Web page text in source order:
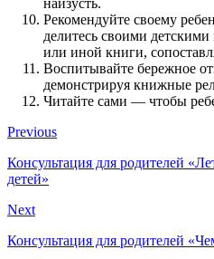
наизусть.
Рекомендуйте своему
делитесь своими
или иной книги,
Воспитывайте бережное
демонстрируя книжные
Читайте сами — чтобы
Previous
Консультация для родителей
детей»
Next
Консультация для родителей